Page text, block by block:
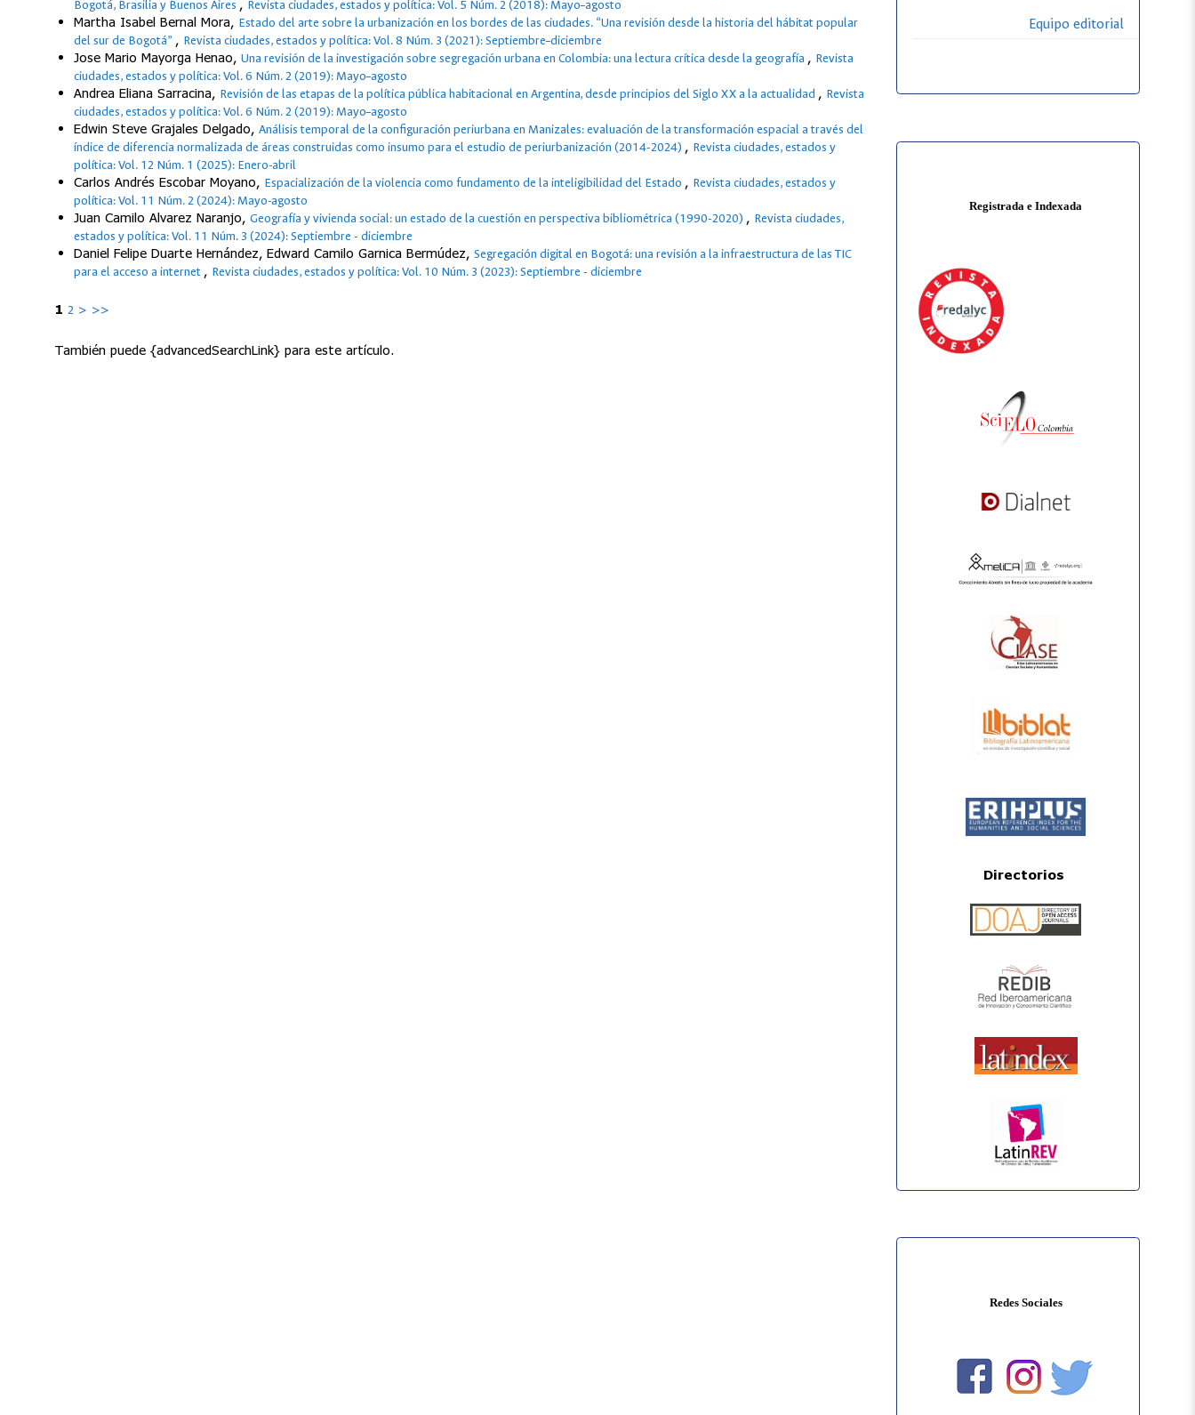
Bogotá, Brasilia y Buenos Aires , Revista ciudades, estados y política: Vol. 5 Núm. 2 (2018): Mayo–agosto
Martha Isabel Bernal Mora, Estado del arte sobre la urbanización en los bordes de las ciudades. “Una revisión desde la historia del hábitat popular
del sur de Bogotá” , Revista ciudades, estados y política: Vol. 8 Núm. 3 (2021): Septiembre–diciembre
Jose Mario Mayorga Henao, Una revisión de la investigación sobre segregación urbana en Colombia: una lectura crítica desde la geografía , Revista
ciudades, estados y política: Vol. 6 Núm. 2 (2019): Mayo–agosto
Andrea Eliana Sarracina, Revisión de las etapas de la política pública habitacional en Argentina, desde principios del Siglo XX a la actualidad , Revista
ciudades, estados y política: Vol. 6 Núm. 2 (2019): Mayo–agosto
Edwin Steve Grajales Delgado, Análisis temporal de la configuración periurbana en Manizales: evaluación de la transformación espacial a través del
índice de diferencia normalizada de áreas construidas como insumo para el estudio de periurbanización (2014-2024) , Revista ciudades, estados y
política: Vol. 12 Núm. 1 (2025): Enero-abril
Carlos Andrés Escobar Moyano, Espacialización de la violencia como fundamento de la inteligibilidad del Estado , Revista ciudades, estados y
política: Vol. 11 Núm. 2 (2024): Mayo-agosto
Juan Camilo Alvarez Naranjo, Geografía y vivienda social: un estado de la cuestión en perspectiva bibliométrica (1990-2020) , Revista ciudades,
estados y política: Vol. 11 Núm. 3 (2024): Septiembre - diciembre
Daniel Felipe Duarte Hernández, Edward Camilo Garnica Bermúdez, Segregación digital en Bogotá: una revisión a la infraestructura de las TIC
para el acceso a internet , Revista ciudades, estados y política: Vol. 10 Núm. 3 (2023): Septiembre - diciembre
1 2 > >>
También puede {advancedSearchLink} para este artículo.
Equipo editorial
Registrada e Indexada
Directorios
Redes Sociales